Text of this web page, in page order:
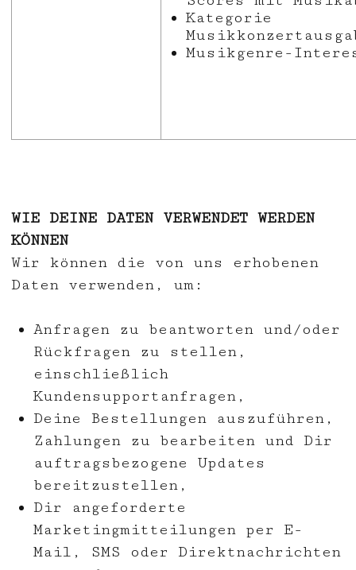
Kategorie
Musikgenre-
WIE DEINE DATEN VERWENDET WERDEN
KÖNNEN
Wir können die von uns erhobenen
Daten verwenden, um:
Anfragen zu beantworten und/oder
Rückfragen zu stellen,
einschließlich
Kundensupportanfragen,
Deine Bestellungen auszuführen,
Zahlungen zu bearbeiten und Dir
auftragsbezogene Updates
bereitzustellen,
Dir angeforderte
Marketingmitteilungen per E-
Mail, SMS oder Direktnachrichten